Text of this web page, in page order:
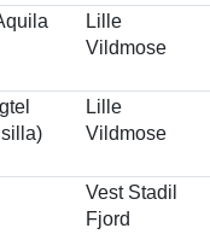
Lille
Vildmose
Lille
Vildmose
Vest Stadil
Fjord